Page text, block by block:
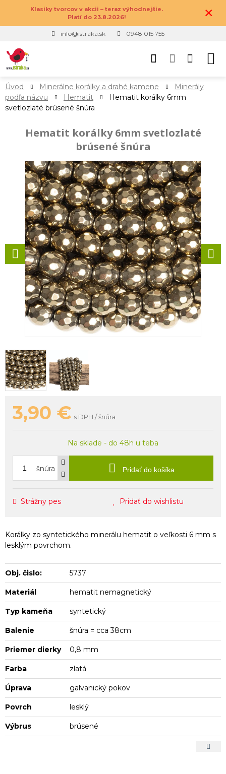
Klasiky tvorcov v akcii – teraz výhodnejšie.
Platí do 23.8.2026!
×
info@istraka.sk 0948 015 755
Úvod Minerálne korálky a drahé kamene
Minerály
podľa názvu
Hematit
Hematit korálky 6mm
svetlozlaté brúsené šnúra
Hematit korálky 6mm svetlozlaté
brúsené šnúra
3,90 € s DPH / šnúra
Na sklade - do 48h u teba
šnúra Pridať do košíka
Strážny pes Pridať do wishlistu
Korálky zo syntetického minerálu hematit o veľkosti 6 mm s
lesklým povrchom.
Obj. čislo: 5737
Materiál hematit nemagnetický
Typ kameňa syntetický
Balenie šnúra = cca 38cm
Priemer dierky 0,8 mm
Farba zlatá
Úprava galvanický pokov
Povrch lesklý
Výbrus brúsené